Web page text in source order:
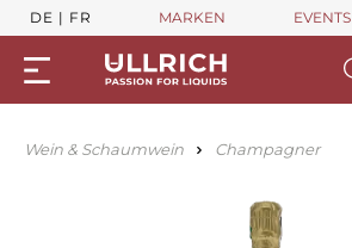
DE FR MARKEN EVENTS
Wein & Schaumwein Champagner